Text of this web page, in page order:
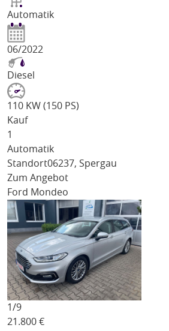
Automatik
06/2022
Diesel
110 KW (150 PS)
Kauf
1
Automatik
Standort06237, Spergau
Zum Angebot
Ford Mondeo
1/9
21.800 €